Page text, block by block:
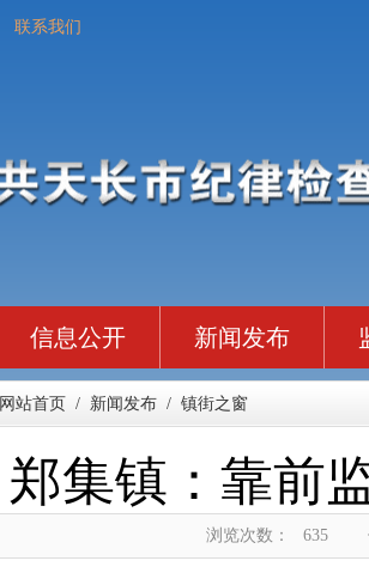
联系我们
信息公开 新闻发布
网站首页 / 新闻发布 / 镇街之窗
郑集镇：靠前
浏览次数： 635